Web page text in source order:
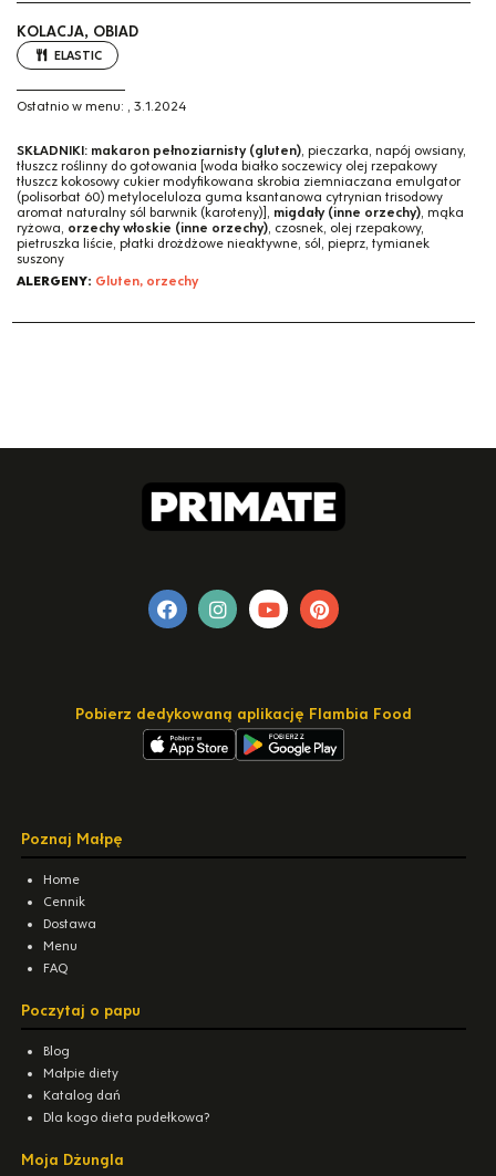
KOLACJA, OBIAD
ELASTIC
Ostatnio w menu: , 3.1.2024
SKŁADNIKI: makaron pełnoziarnisty (gluten), pieczarka, napój owsiany,
tłuszcz roślinny do gotowania [woda białko soczewicy olej rzepakowy
tłuszcz kokosowy cukier modyfikowana skrobia ziemniaczana emulgator
(polisorbat 60) metyloceluloza guma ksantanowa cytrynian trisodowy
aromat naturalny sól barwnik (karoteny)], migdały (inne orzechy), mąka
ryżowa, orzechy włoskie (inne orzechy), czosnek, olej rzepakowy,
pietruszka liście, płatki drożdżowe nieaktywne, sól, pieprz, tymianek
suszony
ALERGENY: Gluten, orzechy
Pobierz dedykowaną aplikację Flambia Food
Poznaj Małpę
Home
Cennik
Dostawa
Menu
FAQ
Poczytaj o papu
Blog
Małpie diety
Katalog dań
Dla kogo dieta pudełkowa?
Moja Dżungla